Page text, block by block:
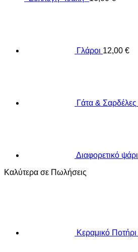
Γλάροι 12,00 €
Γάτα & Σαρδέλες
Διαφορετικό ψάρι
Καλύτερα σε Πωλήσεις
Κεραμικό Ποτήρι